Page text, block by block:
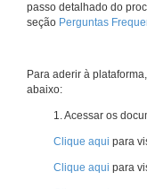
passo detalhado do
seção Perguntas
Para aderir à
abaixo:
1. Acessar os
Clique aqui para
Clique aqui para